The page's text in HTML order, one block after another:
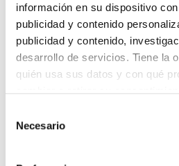
información en su dispositivo
publicidad y contenido
publicidad y contenido,
desarrollo de servicios. Tiene la
quién usa sus datos y con qué
el Menú de consentimiento.
Necesario
Certificado energético